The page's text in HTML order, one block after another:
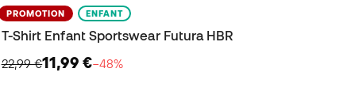
PROMOTION ENFANT
T-Shirt Enfant Sportswear Futura HBR
22,99 €11,99 €−48%